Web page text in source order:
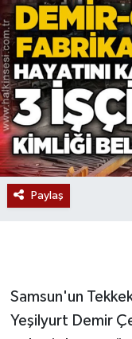
Paylaş
Samsun'un
Yeşilyurt Demir
BİLİM VE
DUNYA
Düzce
Eğitim
Ekonomi
Genel
GÜNDEM